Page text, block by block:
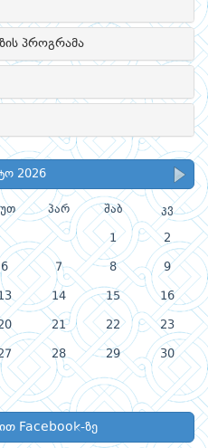
პროგრამა
2026
პარ შაბ კვ
1 2
6 7 8 9
14 15 16
21 22 23
28 29 30
Facebook-ზე